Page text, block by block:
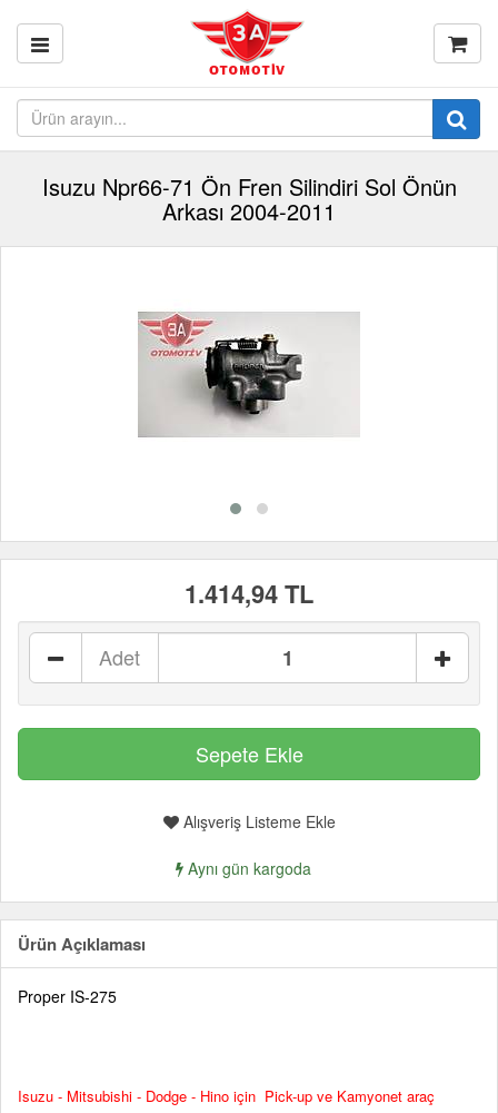
Isuzu Npr66-71 Ön Fren Silindiri Sol Önün
Arkası 2004-2011
1.414,94 TL
Adet
Alışveriş Listeme Ekle
Aynı gün kargoda
Ürün Açıklaması
Proper IS-275
Isuzu - Mitsubishi - Dodge - Hino için Pick-up ve Kamyonet araç